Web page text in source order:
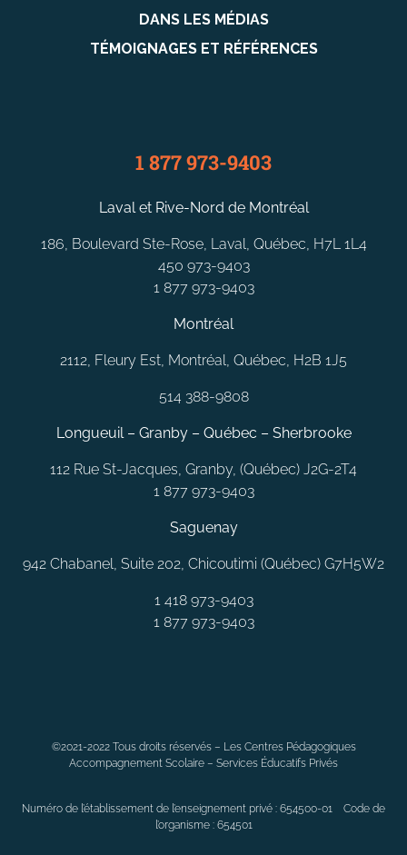
DANS LES MÉDIAS
TÉMOIGNAGES ET RÉFÉRENCES
1 877 973-9403
Laval et Rive-Nord de Montréal
186, Boulevard Ste-Rose, Laval, Québec, H7L 1L4
450 973-9403
1 877 973-9403
Montréal
2112, Fleury Est, Montréal, Québec, H2B 1J5
514 388-9808
Longueuil – Granby – Québec – Sherbrooke
112 Rue St-Jacques, Granby, (Québec) J2G-2T4
1 877 973-9403
Saguenay
942 Chabanel, Suite 202, Chicoutimi (Québec) G7H5W2
1 418 973-9403
1 877 973-9403
CHAMBLY
LONGUEUIL BELOEIL LAVALTRIE
JOLIETTE
VARENNES CHÂTEAUGUAY
©2021-2022 Tous droits réservés – Les Centres Pédagogiques
Accompagnement Scolaire – Services Éducatifs Privés
Numéro de l’établissement de l’enseignement privé : 654500-01 Code de
l’organisme : 654501